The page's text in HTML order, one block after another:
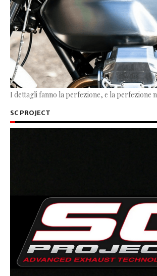
I dettagli fanno la perfezione, e la perfezione
SC PROJECT